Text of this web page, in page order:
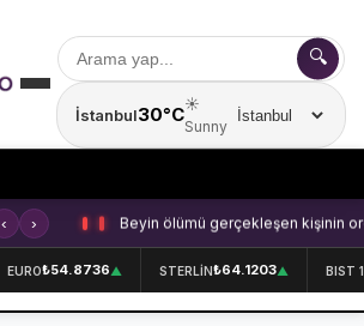
🔍
İstanbul30°C☀️
Sunny
Şehir seçin
‹ › Beyin ölümü gerçekleşen kişinin
EURO₺54.8736▲ STERLİN₺64.1203▲ BIST